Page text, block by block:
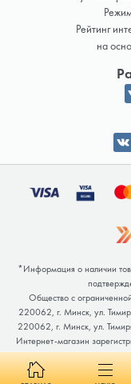
Рейтинг
на
*Информация о наличии
Общество с
220062, г. Минск, ул.
220062, г. Минск, ул.
Интернет-магазин